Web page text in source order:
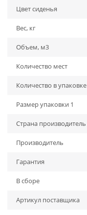
Цвет сиденья
Вес, кг
Объем, м3
Количество мест
Количество в упаковке
Размер упаковки 1
Страна производитель
Производитель
Гарантия
В сборе
Артикул поставщика